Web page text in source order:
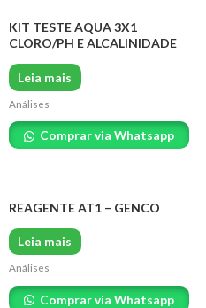
KIT TESTE AQUA 3X1
CLORO/PH E ALCALINIDADE
Leia mais
Análises
Comprar via Whatsapp
REAGENTE AT1 – GENCO
Leia mais
Análises
Comprar via Whatsapp